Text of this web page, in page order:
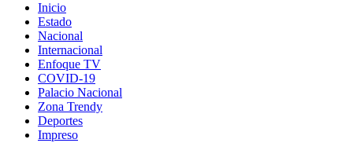
Inicio
Estado
Nacional
Internacional
Enfoque TV
COVID-19
Palacio Nacional
Zona Trendy
Deportes
Impreso